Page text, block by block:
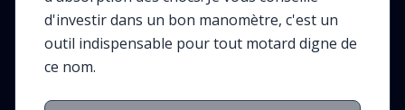
d'investir dans un bon manomètre, c'est un
outil indispensable pour tout motard digne de
ce nom.